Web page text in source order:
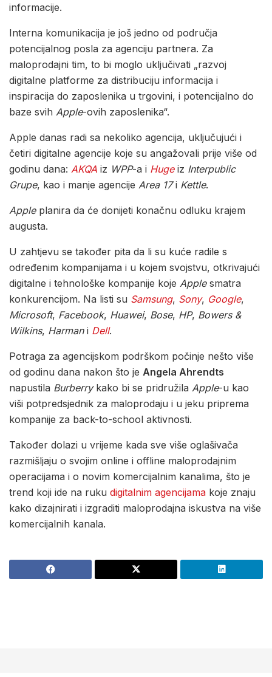
informacije.
Interna komunikacija je još jedno od područja
potencijalnog posla za agenciju partnera. Za
maloprodajni tim, to bi moglo uključivati „razvoj
digitalne platforme za distribuciju informacija i
inspiracija do zaposlenika u trgovini, i potencijalno do
baze svih Apple-ovih zaposlenika“.
Apple danas radi sa nekoliko agencija, uključujući i
četiri digitalne agencije koje su angažovali prije više od
godinu dana: AKQA iz WPP-a i Hugeiz Interpublic
Grupe, kao i manje agencije Area 17i Kettle.
Appleplanira da će donijeti konačnu odluku krajem
augusta.
U zahtjevu se također pita da li su kuće radile s
određenim kompanijama i u kojem svojstvu, otkrivajući
digitalne i tehnološke kompanije koje Applesmatra
konkurencijom. Na listi su Samsung, Sony, Google,
Microsoft, Facebook, Huawei, Bose, HP, Bowers &
Wilkins, Harmani Dell.
Potraga za agencijskom podrškom počinje nešto više
od godinu dana nakon što je Angela Ahrendts
napustila Burberrykako bi se pridružila Apple-u kao
viši potpredsjednik za maloprodaju i u jeku priprema
kompanije za back-to-school aktivnosti.
Također dolazi u vrijeme kada sve više oglašivača
razmišljaju o svojim online i offline maloprodajnim
operacijama i o novim komercijalnim kanalima, što je
trend koji ide na ruku digitalnim agencijama koje znaju
kako dizajnirati i izgraditi maloprodajna iskustva na više
komercijalnih kanala.